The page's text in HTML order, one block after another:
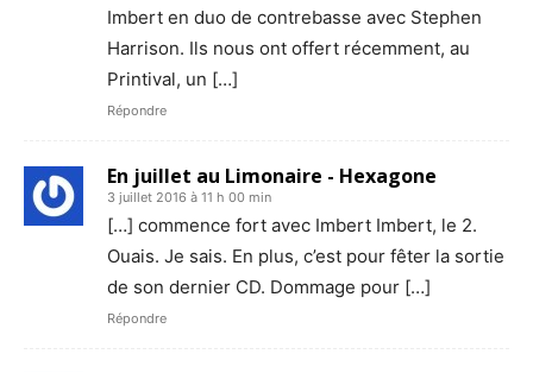
Imbert en duo de contrebasse avec Stephen
Harrison. Ils nous ont offert récemment, au
Printival, un […]
Répondre
En juillet au Limonaire - Hexagone
3 juillet 2016 à 11 h 00 min
[…] commence fort avec Imbert Imbert, le 2.
Ouais. Je sais. En plus, c’est pour fêter la sortie
de son dernier CD. Dommage pour […]
Répondre